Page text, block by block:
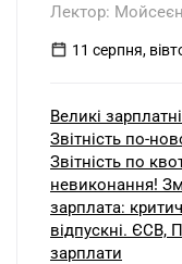
Лектор:
11 серпня,
Великі
Звітність по-
Звітність по
невиконання!
зарплата:
відпускні. ЄСВ,
зарплати